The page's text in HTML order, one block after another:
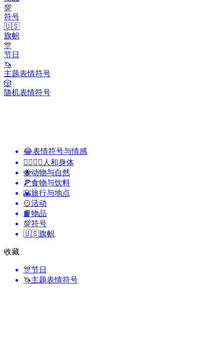
💯
符号
🇺🇸
旗帜
🎊
节日
🦄
主题表情符号
🎲
随机表情符号
😂表情符号与情感
👩‍❤️‍💋‍👨 人和身体
🐝动物与自然
🍕食物与饮料
🌇旅行与地点
🥎活动
📙物品
💯符号
🇺🇸旗帜
收藏
🎊节日
🦄主题表情符号